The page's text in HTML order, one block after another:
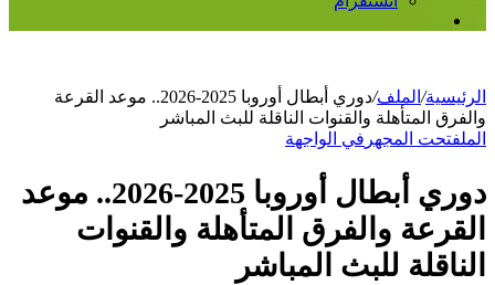
الرئيسية/ الملف/
دوري أبطال أوروبا 2025-2026.. موعد القرعة
والفرق المتأهلة والقنوات الناقلة للبث المباشر
الملفتحت المجهر في الواجهة
دوري أبطال أوروبا 2025-2026.. موعد
القرعة والفرق المتأهلة والقنوات
الناقلة للبث المباشر